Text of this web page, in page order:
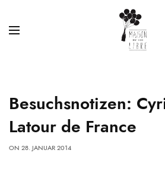
Besuchsnotizen:
Latour de France
ON 28. JANUAR 2014